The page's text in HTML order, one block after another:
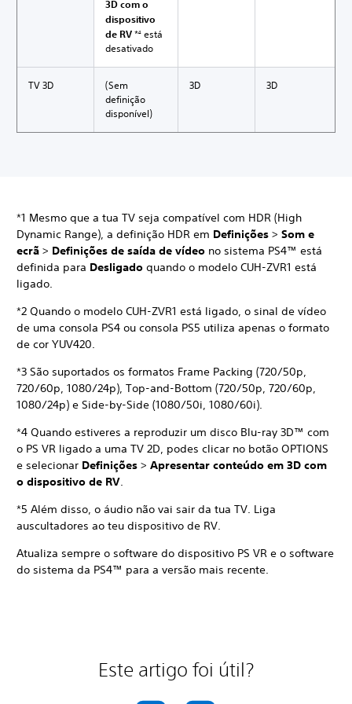
3D com o
dispositivo
de RV*4
está
desativado
TV 3D
(Sem
definição
disponível)
3D 3D
*1 Mesmo que a tua TV seja compatível com HDR (High
Dynamic Range), a definição HDR em Definições > Som e
ecrã > Definições de saída de vídeo no sistema PS4™ está
definida para Desligado quando o modelo CUH-ZVR1 está
ligado.
*2 Quando o modelo CUH-ZVR1 está ligado, o sinal de vídeo
de uma consola PS4 ou consola PS5 utiliza apenas o formato
de cor YUV420.
*3 São suportados os formatos Frame Packing (720/50p,
720/60p, 1080/24p), Top-and-Bottom (720/50p, 720/60p,
1080/24p) e Side-by-Side (1080/50i, 1080/60i).
*4 Quando estiveres a reproduzir um disco Blu-ray 3D™ com
o PS VR ligado a uma TV 2D, podes clicar no botão OPTIONS
e selecionar Definições > Apresentar conteúdo em 3D com
o dispositivo de RV.
*5 Além disso, o áudio não vai sair da tua TV. Liga
auscultadores ao teu dispositivo de RV.
Atualiza sempre o software do dispositivo PS VR e o software
do sistema da PS4™ para a versão mais recente.
Este artigo foi útil?